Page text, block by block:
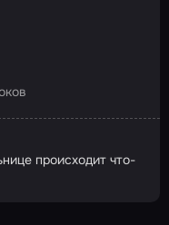
происходит что-